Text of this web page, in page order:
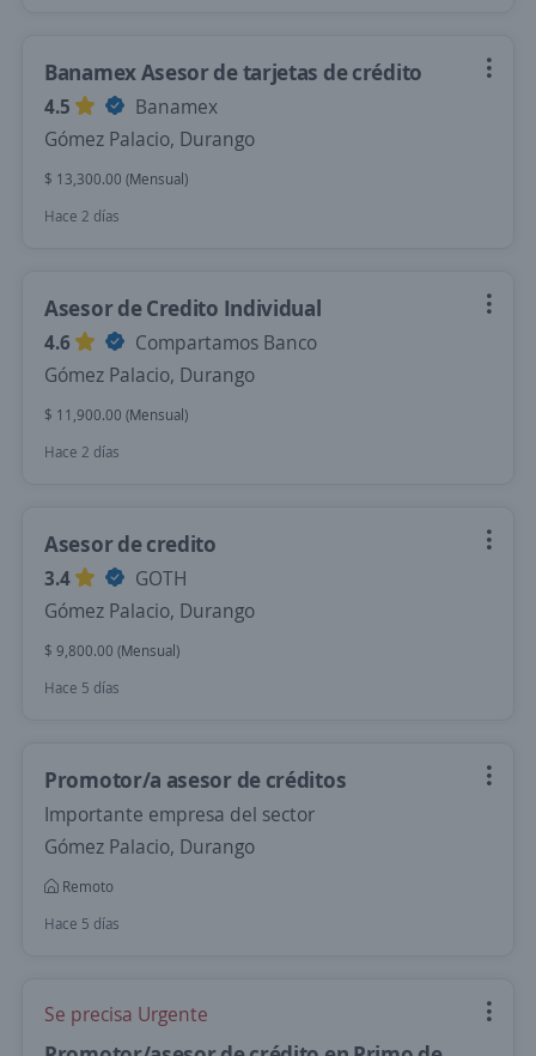
Banamex Asesor de tarjetas de crédito
4.5
Banamex
Gómez Palacio, Durango
$ 13,300.00 (Mensual)
Hace 2 días
Asesor de Credito Individual
4.6
Compartamos Banco
Gómez Palacio, Durango
$ 11,900.00 (Mensual)
Hace 2 días
Asesor de credito
3.4
GOTH
Gómez Palacio, Durango
$ 9,800.00 (Mensual)
Hace 5 días
Promotor/a asesor de créditos
Importante empresa del sector
Gómez Palacio, Durango
Remoto
Hace 5 días
Se precisa Urgente